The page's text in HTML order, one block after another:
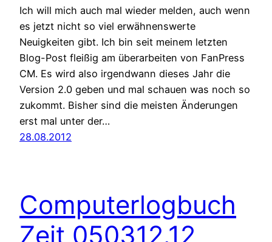
Ich will mich auch mal wieder melden, auch wenn
es jetzt nicht so viel erwähnenswerte
Neuigkeiten gibt. Ich bin seit meinem letzten
Blog-Post fleißig am überarbeiten von FanPress
CM. Es wird also irgendwann dieses Jahr die
Version 2.0 geben und mal schauen was noch so
zukommt. Bisher sind die meisten Änderungen
erst mal unter der…
28.08.2012
Computerlogbuch
Zeit 050312.12